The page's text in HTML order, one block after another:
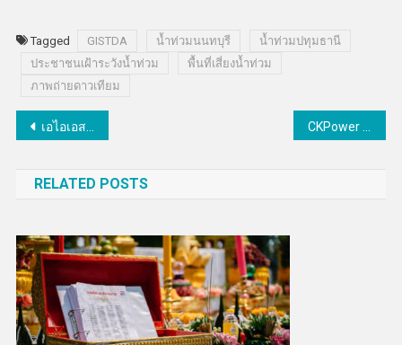
Tagged GISTDA น้ำท่วมนนทบุรี
น้ำท่วมปทุมธานี
ประชาชนเฝ้าระวังน้ำท่วม
พื้นที่เสี่ยงน้ำท่วม
ภาพถ่ายดาวเทียม
แนะแนว
เอไอเอสผนึกสำนักงานตำรวจแห่งชาติแจ้งผลความร่วมมือปกป้องคนไทยจากภัยไซเบอร์กว่า 3,050 ล้านครั้งบนโครงข่ายอัจฉริยะ CKPower กำไรสุทธิ 9 เดือนปี 2568 เติบโตแข็งแกร่ง รับอานิสงส์บวกจากปัจจัยฤดูกาล-อัตราดอกเบี้ยนโยบายลด
RELATED POSTS